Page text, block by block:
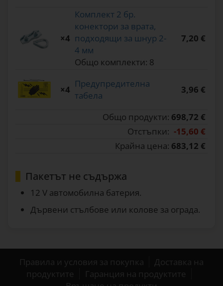
×4
Комплект 2 бр.
конектори за врата,
подходящи за шнур 2-
4 мм
Общо комплекти: 8
7,20 €
×4
Предупредителна
табела
3,96 €
Общо продукти: 698,72 €
Отстъпки: -15,60 €
Крайна цена: 683,12 €
Пакетът не съдържа
12 V автомобилна батерия.
Дървени стълбове или колове за ограда.
Правила и условия за покупка
Доставка на
продуктите
Гаранция на продуктите